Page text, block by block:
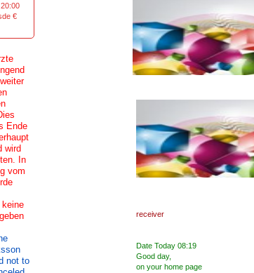
receiver
Date Today 08:19
Good day,
on your home page
€
Ende
wird
In
vom
not to